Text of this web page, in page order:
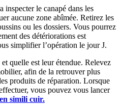
inspecter le canapé dans les
aucune zone abîmée. Retirez les
ou les dossiers. Vous pourrez
des détériorations est
simplifier l’opération le jour J.
quelle est leur étendue. Relevez
afin de la retrouver plus
produits de réparation. Lorsque
vous pouvez vous lancer
simili cuir.